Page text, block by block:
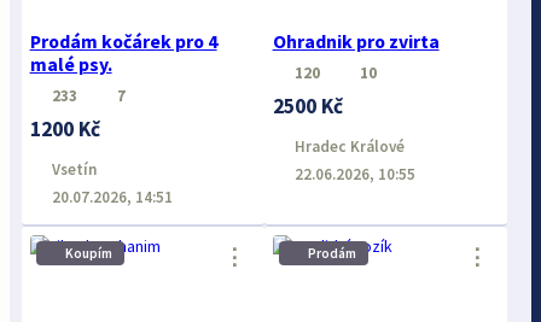
Prodám kočárek pro 4
malé psy.
233 7
1200 Kč
Vsetín
20.07.2026, 14:51
Ohradnik pro zvirta
120 10
2500 Kč
Hradec Králové
22.06.2026, 10:55
Koupím ⋮ Prodám ⋮